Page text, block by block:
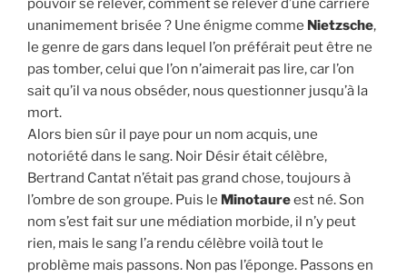
pouvoir se relever, comment se relever d’une carrière
unanimement brisée ? Une énigme comme Nietzsche,
le genre de gars dans lequel l’on préférait peut être ne
pas tomber, celui que l’on n’aimerait pas lire, car l’on
sait qu’il va nous obséder, nous questionner jusqu’à la
mort.
Alors bien sûr il paye pour un nom acquis, une
notoriété dans le sang. Noir Désir était célèbre,
Bertrand Cantat n’était pas grand chose, toujours à
l’ombre de son groupe. Puis le Minotaureest né. Son
nom s’est fait sur une médiation morbide, il n’y peut
rien, mais le sang l’a rendu célèbre voilà tout le
problème mais passons. Non pas l’éponge. Passons en